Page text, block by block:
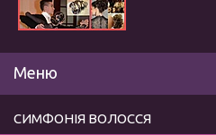
СИМФОНІЯ ВОЛОССЯ